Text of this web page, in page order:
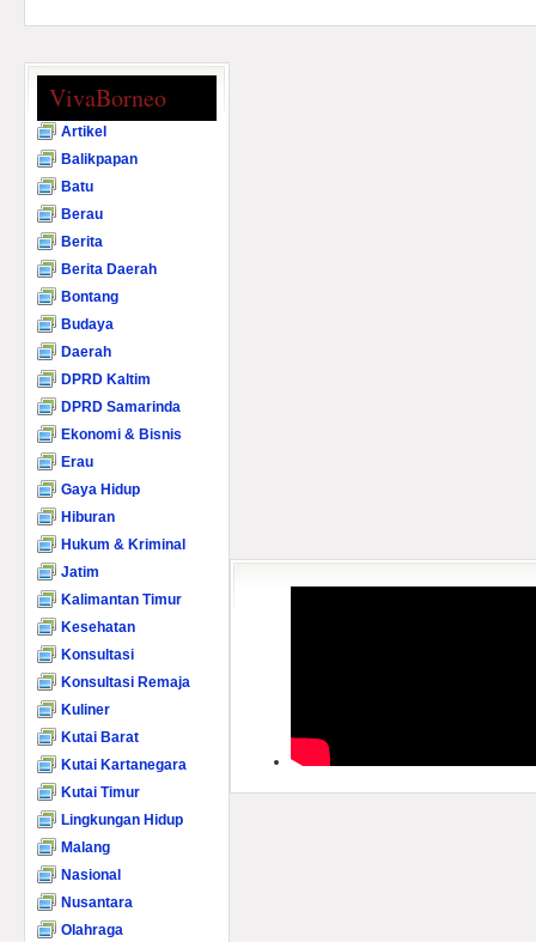
VivaBorneo
Artikel
Balikpapan
Batu
Berau
Berita
Berita Daerah
Bontang
Budaya
Daerah
DPRD Kaltim
DPRD Samarinda
Ekonomi & Bisnis
Erau
Gaya Hidup
Hiburan
Hukum & Kriminal
Jatim
Kalimantan Timur
Kesehatan
Konsultasi
Konsultasi Remaja
Kuliner
Kutai Barat
Kutai Kartanegara
Kutai Timur
Lingkungan Hidup
Malang
Nasional
Nusantara
Olahraga